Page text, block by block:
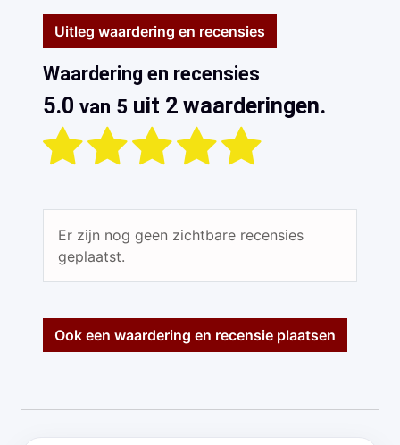
Uitleg waardering en recensies
Waardering en recensies
5.0 van 5 uit 2 waarderingen.
Er zijn nog geen zichtbare recensies
geplaatst.
Ook een waardering en recensie plaatsen